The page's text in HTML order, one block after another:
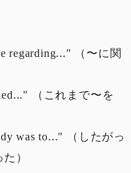
regarding..." （〜に関
（これまで〜を
was to..." （したがっ
）